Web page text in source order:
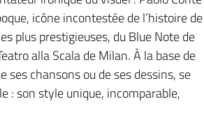
icône incontestée de l’histoire de
plus prestigieuses, du Blue Note de
alla Scala de Milan. À la base de
ses chansons ou de ses dessins, se
: son style unique, incomparable,